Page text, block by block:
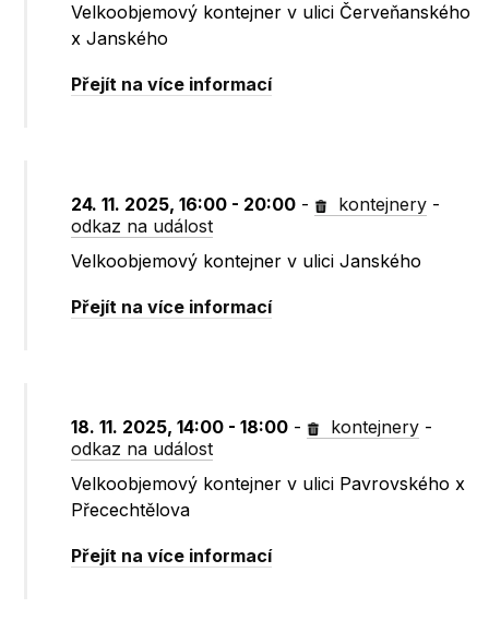
Velkoobjemový kontejner v ulici Červeňanského
x Janského
Přejít na více informací
24. 11. 2025, 16:00 - 20:00 - kontejnery -
odkaz na událost
Velkoobjemový kontejner v ulici Janského
Přejít na více informací
18. 11. 2025, 14:00 - 18:00 - kontejnery -
odkaz na událost
Velkoobjemový kontejner v ulici Pavrovského x
Přecechtělova
Přejít na více informací